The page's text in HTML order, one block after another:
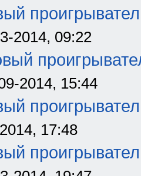
2014, 09:22
2014, 15:44
17:48